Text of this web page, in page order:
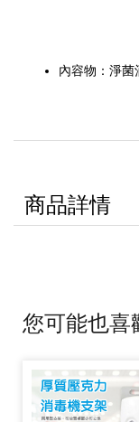
內容物：淨
商品詳情
您可能也喜